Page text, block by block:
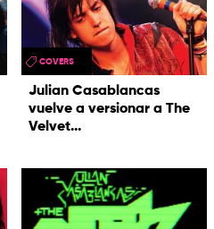
Julian Casablancas
vuelve a versionar a The
Velvet...
COVERS